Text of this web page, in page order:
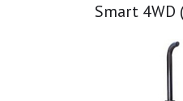
Smart 4WD